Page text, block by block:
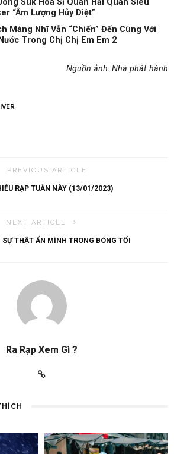
Suk Hóa Sĩ Quan Hải Quân Siêu
“Âm Lượng Hủy Diệt”
Màng Nhĩ Vẫn “Chiến” Đến Cùng Với
Trong Chị Chị Em Em 2
Nguồn ảnh: Nhà phát hành
PREVIOUS ARTICLE
RẠP TUẦN NÀY (13/01/2023)
NEXT ARTICLE
SỰ THẬT ẨN MÌNH TRONG BÓNG TỐI
Ra Rạp Xem Gì ?